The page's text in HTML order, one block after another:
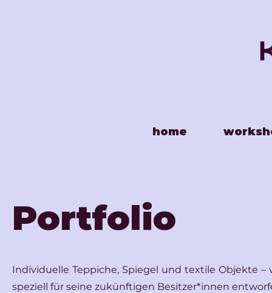
home
Portfolio
Individuelle Teppiche, Spiegel und textile Objekte
speziell für seine zukünftigen Besitzer*innen